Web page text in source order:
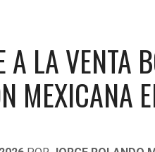
A LA VENTA
MEXICANA